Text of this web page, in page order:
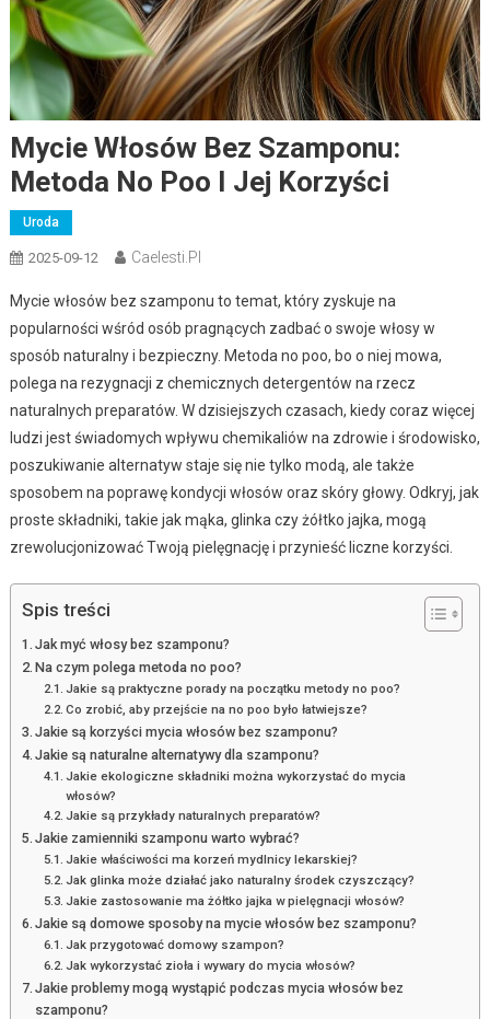
Mycie Włosów Bez Szamponu:
Metoda No Poo I Jej Korzyści
Uroda
2025-09-12 Caelesti.pl
Mycie włosów bez szamponu to temat, który zyskuje na
popularności wśród osób pragnących zadbać o swoje włosy w
sposób naturalny i bezpieczny. Metoda no poo, bo o niej mowa,
polega na rezygnacji z chemicznych detergentów na rzecz
naturalnych preparatów. W dzisiejszych czasach, kiedy coraz więcej
ludzi jest świadomych wpływu chemikaliów na zdrowie i środowisko,
poszukiwanie alternatyw staje się nie tylko modą, ale także
sposobem na poprawę kondycji włosów oraz skóry głowy. Odkryj, jak
proste składniki, takie jak mąka, glinka czy żółtko jajka, mogą
zrewolucjonizować Twoją pielęgnację i przynieść liczne korzyści.
Spis treści
Jak myć włosy bez szamponu?
Na czym polega metoda no poo?
Jakie są praktyczne porady na początku metody no poo?
Co zrobić, aby przejście na no poo było łatwiejsze?
Jakie są korzyści mycia włosów bez szamponu?
Jakie są naturalne alternatywy dla szamponu?
Jakie ekologiczne składniki można wykorzystać do mycia
włosów?
Jakie są przykłady naturalnych preparatów?
Jakie zamienniki szamponu warto wybrać?
Jakie właściwości ma korzeń mydlnicy lekarskiej?
Jak glinka może działać jako naturalny środek czyszczący?
Jakie zastosowanie ma żółtko jajka w pielęgnacji włosów?
Jakie są domowe sposoby na mycie włosów bez szamponu?
Jak przygotować domowy szampon?
Jak wykorzystać zioła i wywary do mycia włosów?
Jakie problemy mogą wystąpić podczas mycia włosów bez
szamponu?